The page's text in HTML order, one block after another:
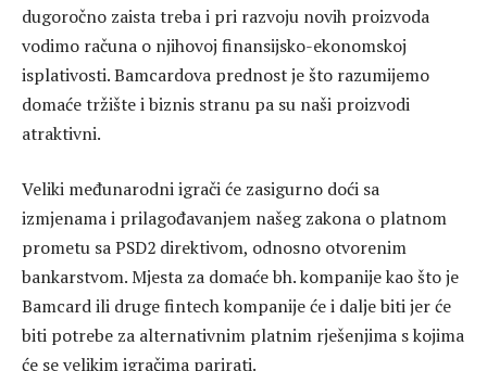
dugoročno zaista treba i pri razvoju novih proizvoda
vodimo računa o njihovoj finansijsko-ekonomskoj
isplativosti. Bamcardova prednost je što razumijemo
domaće tržište i biznis stranu pa su naši proizvodi
atraktivni.
Veliki međunarodni igrači će zasigurno doći sa
izmjenama i prilagođavanjem našeg zakona o platnom
prometu sa PSD2 direktivom, odnosno otvorenim
bankarstvom. Mjesta za domaće bh. kompanije kao što je
Bamcard ili druge fintech kompanije će i dalje biti jer će
biti potrebe za alternativnim platnim rješenjima s kojima
će se velikim igračima parirati.